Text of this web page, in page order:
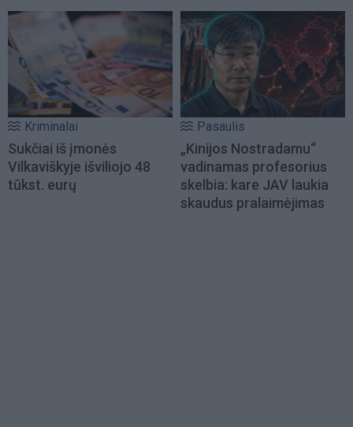
Kriminalai
Sukčiai iš įmonės
Vilkaviškyje išviliojo 48
tūkst. eurų
Pasaulis
„Kinijos Nostradamu“
vadinamas profesorius
skelbia: kare JAV laukia
skaudus pralaimėjimas